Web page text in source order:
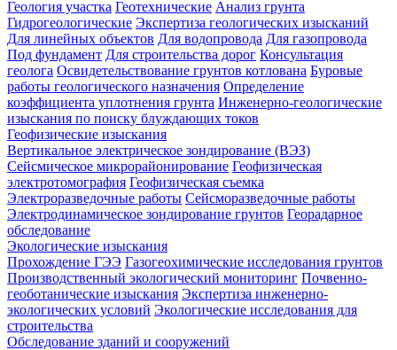
Геология участка Геотехнические Анализ грунта
Гидрогеологические Экспертиза геологических изысканий
Для линейных объектов Для водопровода Для газопровода
Под фундамент Для строительства дорог Консультация
геолога Освидетельствование грунтов котлована Буровые
работы геологического назначения Определение
коэффициента уплотнения грунта Инженерно-геологические
изыскания по поиску блуждающих токов
Геофизические изыскания
Вертикальное электрическое зондирование (ВЭЗ)
Сейсмическое микрорайонирование Геофизическая
электротомография Геофизическая съемка
Электроразведочные работы Сейсморазведочные работы
Электродинамическое зондирование грунтов Георадарное
обследование
Экологические изыскания
Прохождение ГЭЭ Газогеохимические исследования грунтов
Производственный экологический мониторинг Почвенно-
геоботанические изыскания Экспертиза инженерно-
экологических условий Экологические исследования для
строительства
Обследование зданий и сооружений